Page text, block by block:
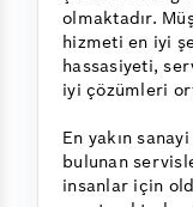
olmaktadır.
hizmeti en iyi
hassasiyeti,
iyi çözümleri
En yakın
bulunan
insanlar için